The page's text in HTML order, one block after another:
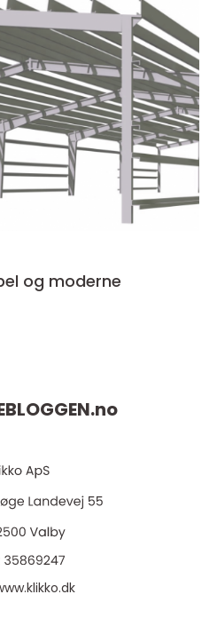
og moderne
no